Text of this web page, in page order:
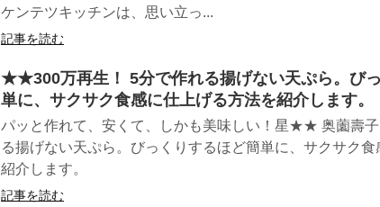
ケンテツキッチンは、思い立っ...
記事を読む
★★300万再生！ 5分で作れる揚げない天ぷら。び
単に、サクサク食感に仕上げる方法を紹介します。
パッと作れて、安くて、しかも美味しい！星★★ 奥薗壽
る揚げない天ぷら。びっくりするほど簡単に、サクサク
紹介します。
記事を読む